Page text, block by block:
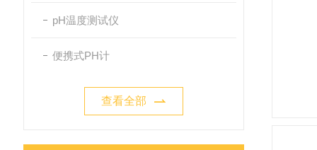
pH温度测试仪
便携式PH计
查看全部